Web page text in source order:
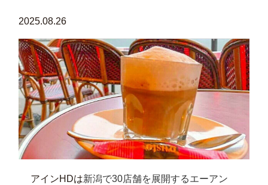
2025.08.26
アインHDは新潟で30店舗を展開するエーアン